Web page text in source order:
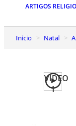
ARTIGOS
Inicio Natal
VIDEO
1